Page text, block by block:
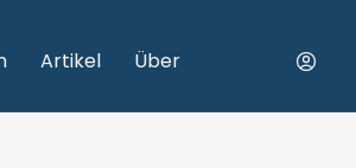
Artikel Über